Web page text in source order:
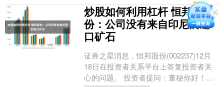
炒股如何利用杠杆 恒邦股
份：公司没有来自印尼的进
口矿石
证券之星消息，恒邦股份(002237)12月
18日在投资者关系平台上答复投资者关
心的问题。 投资者提问：董秘你好！请